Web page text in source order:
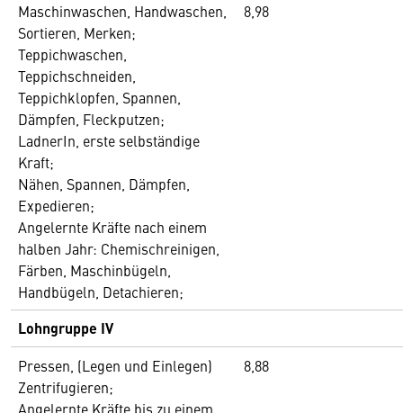
Maschinwaschen, Handwaschen,
Sortieren, Merken;
Teppichwaschen,
Teppichschneiden,
Teppichklopfen, Spannen,
Dämpfen, Fleckputzen;
LadnerIn, erste selbständige
Kraft;
Nähen, Spannen, Dämpfen,
Expedieren;
Angelernte Kräfte nach einem
halben Jahr: Chemischreinigen,
Färben, Maschinbügeln,
Handbügeln, Detachieren;
8,98
Lohngruppe IV
Pressen, (Legen und Einlegen)
Zentrifugieren;
Angelernte Kräfte bis zu einem
8,88